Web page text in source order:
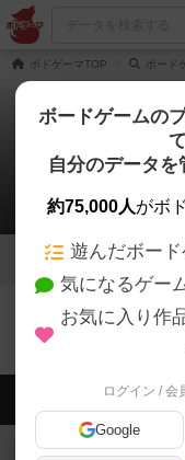
ボドゲーマTOP ボード
2
ウ
レビュー
ボードゲームの
自分のデータを
約75,000人がボ
遊んだボー
気になるゲー
お気に入り作
ログイン / 会
Google